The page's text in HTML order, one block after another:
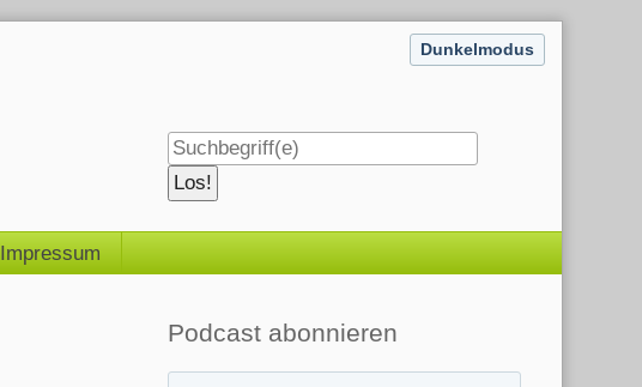
Dunkelmodus
Impressum
Seitenleiste
Podcast abonnieren